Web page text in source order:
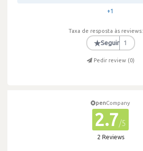
+1
Taxa de resposta às reviews:
★Seguir 1
Pedir review (0)
penCompany
2.7/5
2 Reviews